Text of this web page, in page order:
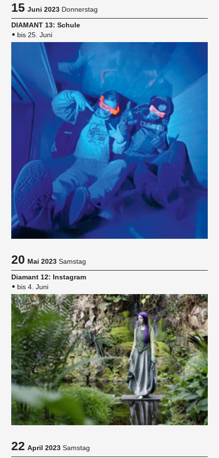
15Juni 2023 Donnerstag
DIAMANT 13: Schule
bis 25. Juni
20Mai 2023 Samstag
Diamant 12: Instagram
bis 4. Juni
22April 2023 Samstag